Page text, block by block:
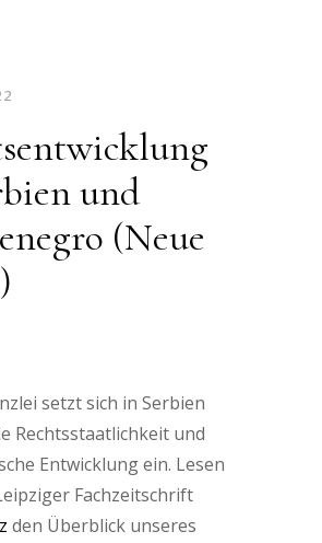
und
(Neue
setzt sich in Serbien
Rechtsstaatlichkeit und
Entwicklung ein. Lesen
Fachzeitschrift
den Überblick unseres